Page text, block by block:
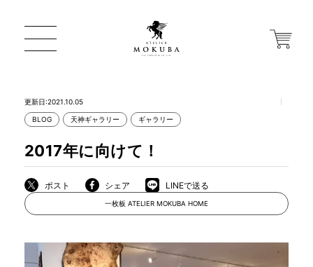
店舗から探す
更新日:2021.10.05
BLOG 天神ギャラリー ギャラリー
2017年に向けて！
ポスト シェア LINEで送る
一枚板 ATELIER MOKUBA HOME